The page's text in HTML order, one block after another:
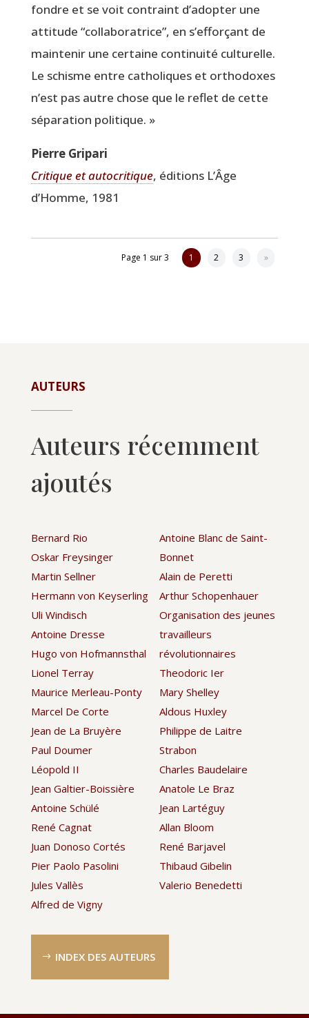
fondre et se voit contraint d’a­dop­ter une
atti­tude “col­la­bo­ra­trice”, en s’ef­for­çant de
main­te­nir une cer­taine conti­nui­té cultu­relle.
Le schisme entre catho­liques et ortho­doxes
n’est pas autre chose que le reflet de cette
sépa­ra­tion politique. »
Pierre Gri­pa­ri
Cri­tique et auto­cri­tique, édi­tions L’Âge
d’Homme, 1981
Page 1 sur 3 1 2 3 »
AUTEURS
Auteurs récemment
ajoutés
Bernard Rio
Oskar Freysinger
Martin Sellner
Hermann von Keyserling
Uli Windisch
Antoine Dresse
Hugo von Hofmannsthal
Lionel Terray
Maurice Merleau-Ponty
Marcel De Corte
Jean de La Bruyère
Paul Doumer
Léopold II
Jean Galtier-Boissière
Antoine Schülé
René Cagnat
Juan Donoso Cortés
Pier Paolo Pasolini
Jules Vallès
Alfred de Vigny
Antoine Blanc de Saint-
Bonnet
Alain de Peretti
Arthur Schopenhauer
Organisation des jeunes
travailleurs
révolutionnaires
Theodoric Ier
Mary Shelley
Aldous Huxley
Philippe de Laitre
Strabon
Charles Baudelaire
Anatole Le Braz
Jean Lartéguy
Allan Bloom
René Barjavel
Thibaud Gibelin
Valerio Benedetti
INDEX DES AUTEURS